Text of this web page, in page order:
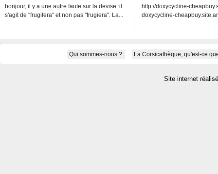
bonjour, il y a une autre faute sur la devise :il
s'agit de "frugifera" et non pas "frugiera". La...
http://doxycycline-
doxycycline-
Qui sommes-nous ? La Corsicathèque, qu'est-ce
Site internet